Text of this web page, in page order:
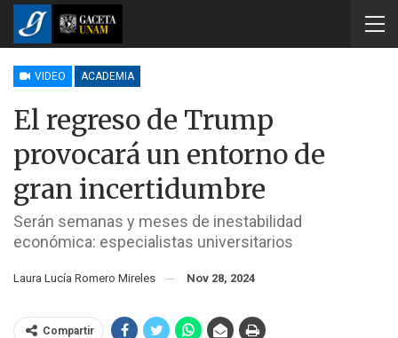
VIDEO ACADEMIA
El regreso de Trump
provocará un entorno de
gran incertidumbre
Serán semanas y meses de inestabilidad
económica: especialistas universitarios
Laura Lucía Romero Mireles Nov 28, 2024
Compartir